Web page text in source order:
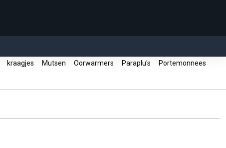
kraagjes Mutsen Oorwarmers Paraplu's
Portemonnees